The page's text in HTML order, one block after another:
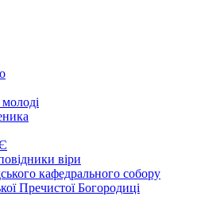
віри
кафедрального собору
Пречистої Богородиці